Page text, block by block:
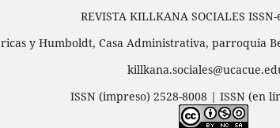
REVISTA KILLKANA SOCIALES
y Humboldt, Casa Administrativa, parroquia
ISSN (impreso) 2528-8008 | ISSN (en